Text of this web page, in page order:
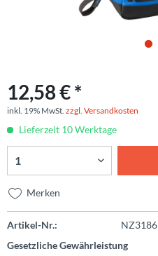
12,58 € *
inkl. 19% MwSt. zzgl. Versandkosten
Lieferzeit 10 Werktage
Merken
Artikel-Nr.:
NZ3186
Gesetzliche Gewährleistung